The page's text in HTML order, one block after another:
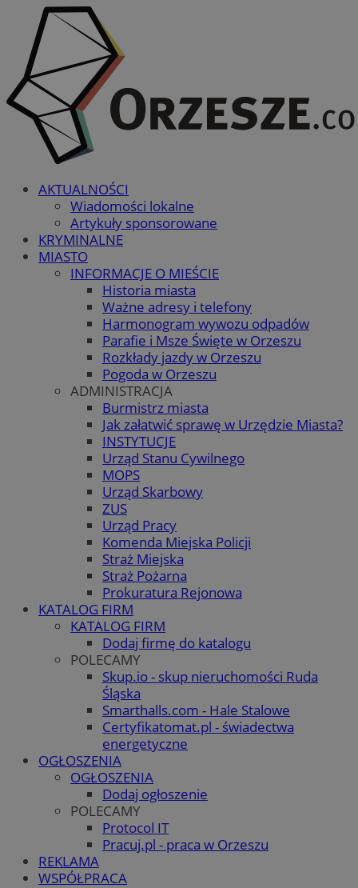
AKTUALNOŚCI
Wiadomości lokalne
Artykuły sponsorowane
KRYMINALNE
MIASTO
INFORMACJE O MIEŚCIE
Historia miasta
Ważne adresy i telefony
Harmonogram wywozu odpadów
Parafie i Msze Święte w Orzeszu
Rozkłady jazdy w Orzeszu
Pogoda w Orzeszu
ADMINISTRACJA
Burmistrz miasta
Jak załatwić sprawę w Urzędzie Miasta?
INSTYTUCJE
Urząd Stanu Cywilnego
MOPS
Urząd Skarbowy
ZUS
Urząd Pracy
Komenda Miejska Policji
Straż Miejska
Straż Pożarna
Prokuratura Rejonowa
KATALOG FIRM
KATALOG FIRM
Dodaj firmę do katalogu
POLECAMY
Skup.io - skup nieruchomości Ruda
Śląska
Smarthalls.com - Hale Stalowe
Certyfikatomat.pl - świadectwa
energetyczne
OGŁOSZENIA
OGŁOSZENIA
Dodaj ogłoszenie
POLECAMY
Protocol IT
Pracuj.pl - praca w Orzeszu
REKLAMA
WSPÓŁPRACA